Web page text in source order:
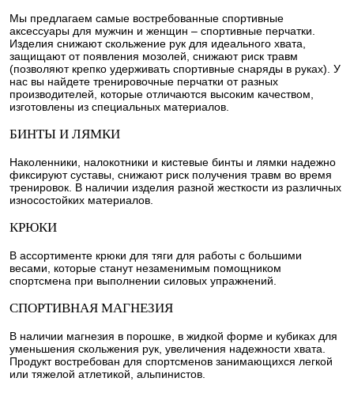
Мы предлагаем самые востребованные спортивные
аксессуары для мужчин и женщин – спортивные перчатки.
Изделия снижают скольжение рук для идеального хвата,
защищают от появления мозолей, снижают риск травм
(позволяют крепко удерживать спортивные снаряды в руках). У
нас вы найдете тренировочные перчатки от разных
производителей, которые отличаются высоким качеством,
изготовлены из специальных материалов.
БИНТЫ И ЛЯМКИ
Наколенники, налокотники и кистевые бинты и лямки надежно
фиксируют суставы, снижают риск получения травм во время
тренировок. В наличии изделия разной жесткости из различных
износостойких материалов.
КРЮКИ
В ассортименте крюки для тяги для работы с большими
весами, которые станут незаменимым помощником
спортсмена при выполнении силовых упражнений.
СПОРТИВНАЯ МАГНЕЗИЯ
В наличии магнезия в порошке, в жидкой форме и кубиках для
уменьшения скольжения рук, увеличения надежности хвата.
Продукт востребован для спортсменов занимающихся легкой
или тяжелой атлетикой, альпинистов.